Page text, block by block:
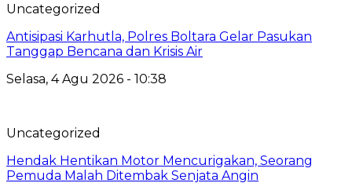
Uncategorized
Antisipasi Karhutla, Polres Boltara Gelar Pasukan
Tanggap Bencana dan Krisis Air
Selasa, 4 Agu 2026 - 10:38
Uncategorized
Hendak Hentikan Motor Mencurigakan, Seorang
Pemuda Malah Ditembak Senjata Angin